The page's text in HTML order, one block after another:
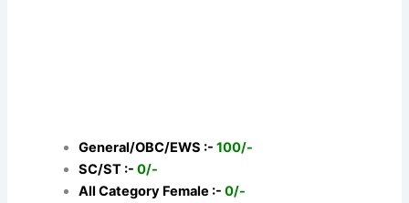
General/OBC/EWS :-100/-
SC/ST :-0/-
All Category Female :-0/-